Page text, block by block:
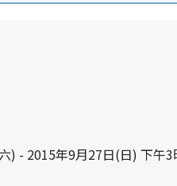
) - 2015年9月27日(日) 下午3